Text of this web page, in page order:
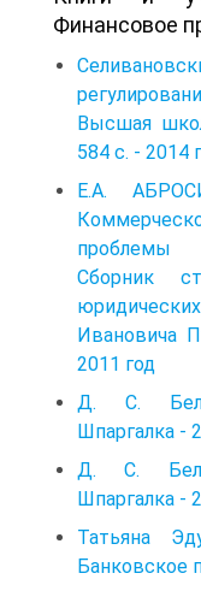
Финансовое
Высшая
584 с. - 2014
Е.А.
проблемы
Сборник
Ивановича
2011 год
Д. С.
Шпаргалка -
Д. С.
Шпаргалка -
Татьяна
Банковское